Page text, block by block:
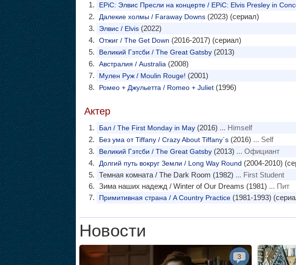
EPiC: Элвис Пресли на концерте / EPiC: Elvis Presley in
Далекие холмы / Faraway Downs(2023) (сериал)
Элвис / Elvis(2022)
Отжиг / The Get Down (2016-2017) (сериал)
Великий Гэтсби / The Great Gatsby(2013)
Австралия / Australia (2008)
Мулен Руж / Moulin Rouge! (2001)
Ромео + Джульетта / Romeo + Juliet(1996)
Актер
Бал / The First Monday in May(2016) ... Himself
Без ума от Tiffany / Crazy About Tiffany`s(2016) ... Self
Великий Гэтсби / The Great Gatsby(2013) ... Официант
Долгий путь вокруг Земли / Long Way Round (2004-2010)
Темная комната / The Dark Room (1982) ... First Student
Зима наших надежд / Winter of Our Dreams (1981) ... Пит
Примитивная страна / A Country Practice(1981-1993)
Новости
3